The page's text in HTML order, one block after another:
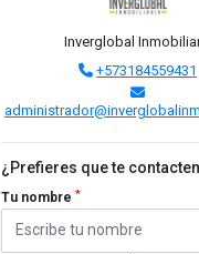
Inverglobal
+573184559431
¿Prefieres que te
Tu nombre *